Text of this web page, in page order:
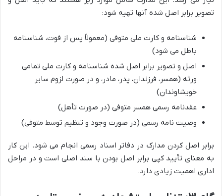
تصویر برابر اصل شده آنها تهیه شود:
شناسنامه و کارت ملی متوفی (معمولاً پس از فوت، شناسنامه
باطل می شود)
اصل و تصویر برابر اصل شده شناسنامه و کارت ملی تمامی
ورثه (همسر، فرزندان، پدر، مادر، و در صورت لزوم سایر
خویشاوندان)
عقدنامه رسمی همسر متوفی (در صورت تأهل)
وصیت نامه رسمی (در صورت وجود و تنظیم توسط متوفی)
برابر اصل کردن مدارک در دفاتر اسناد رسمی انجام می شود. این کار
به معنای تأیید کپی برابر اصل بودن با سند اصلی است و در مراحل
اداری اهمیت زیادی دارد.